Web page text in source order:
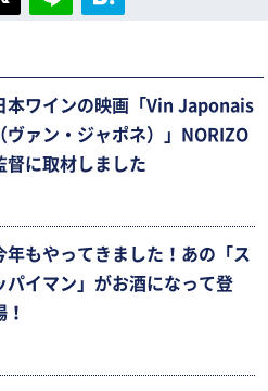
本ワインの映画「Vin Japonais
（ヴァン・ジャポネ）」NORIZO
督に取材しました
年もやってきました！あの「ス
パイマン」がお酒になって登
！